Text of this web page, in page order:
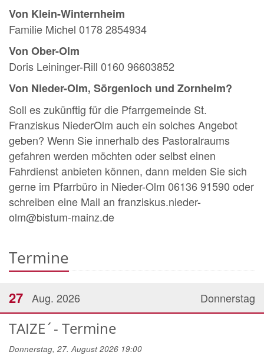
Von Klein-Winternheim
Familie Michel 0178 2854934
Von Ober-Olm
Doris Leininger-Rill 0160 96603852
Von Nieder-Olm, Sörgenloch und Zornheim?
Soll es zukünftig für die Pfarrgemeinde St.
Franziskus NiederOlm auch ein solches Angebot
geben? Wenn Sie innerhalb des Pastoralraums
gefahren werden möchten oder selbst einen
Fahrdienst anbieten können, dann melden Sie sich
gerne im Pfarrbüro in Nieder-Olm 06136 91590 oder
schreiben eine Mail an franziskus.nieder-
olm@bistum-mainz.de
Termine
Donnerstag
27 Aug. 2026
TAIZE´- Termine
Donnerstag, 27. August 2026 19:00